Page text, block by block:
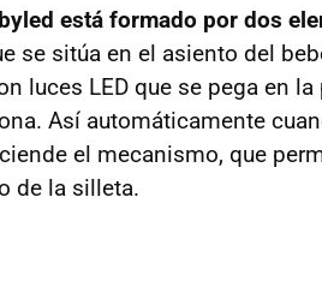
está formado por dos
se sitúa en el asiento del
luces LED que se pega en
Así automáticamente
el mecanismo, que
de la silleta.